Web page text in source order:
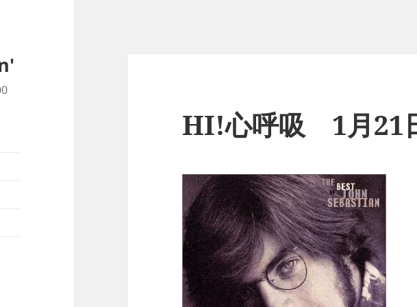
HI!心呼吸 1月21